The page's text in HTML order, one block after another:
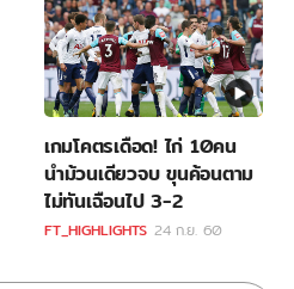
เกมโคตรเดือด! ไก่ 10คน
นำม้วนเดียวจบ ขุนค้อนตาม
ไม่ทันเฉือนไป 3-2
FT_HIGHLIGHTS 24 ก.ย. 60